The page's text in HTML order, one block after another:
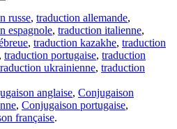
russe, traduction allemande,
espagnole, traduction italienne,
, traduction kazakhe, traduction
, traduction portugaise, traduction
ukrainienne, traduction
anglaise, Conjugaison
, Conjugaison portugaise,
française.